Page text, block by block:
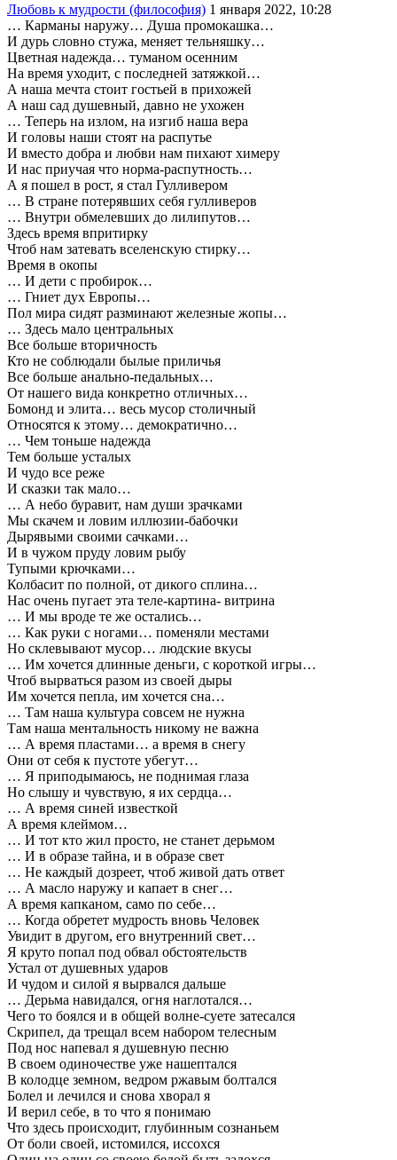
Любовь к мудрости (философия) 1 января 2022, 10:28
… Карманы наружу… Душа промокашка…
И дурь словно стужа, меняет тельняшку…
Цветная надежда… туманом осенним
На время уходит, с последней затяжкой…
А наша мечта стоит гостьей в прихожей
А наш сад душевный, давно не ухожен
… Теперь на излом, на изгиб наша вера
И головы наши стоят на распутье
И вместо добра и любви нам пихают химеру
И нас приучая что норма-распутность…
А я пошел в рост, я стал Гулливером
… В стране потерявших себя гулливеров
… Внутри обмелевших до лилипутов…
Здесь время впритирку
Чтоб нам затевать вселенскую стирку…
Время в окопы
… И дети с пробирок…
… Гниет дух Европы…
Пол мира сидят разминают железные жопы…
… Здесь мало центральных
Все больше вторичность
Кто не соблюдали былые приличья
Все больше анально-педальных…
От нашего вида конкретно отличных…
Бомонд и элита… весь мусор столичный
Относятся к этому… демократично…
… Чем тоньше надежда
Тем больше усталых
И чудо все реже
И сказки так мало…
… А небо буравит, нам души зрачками
Мы скачем и ловим иллюзии-бабочки
Дырявыми своими сачками…
И в чужом пруду ловим рыбу
Тупыми крючками…
Колбасит по полной, от дикого сплина…
Нас очень пугает эта теле-картина- витрина
… И мы вроде те же остались…
… Как руки с ногами… поменяли местами
Но склевывают мусор… людские вкусы
… Им хочется длинные деньги, с короткой игры…
Чтоб вырваться разом из своей дыры
Им хочется пепла, им хочется сна…
… Там наша культура совсем не нужна
Там наша ментальность никому не важна
… А время пластами… а время в снегу
Они от себя к пустоте убегут…
… Я приподымаюсь, не поднимая глаза
Но слышу и чувствую, я их сердца…
… А время синей известкой
А время клеймом…
… И тот кто жил просто, не станет дерьмом
… И в образе тайна, и в образе свет
… Не каждый дозреет, чтоб живой дать ответ
… А масло наружу и капает в снег…
А время капканом, само по себе…
… Когда обретет мудрость вновь Человек
Увидит в другом, его внутренний свет…
Я круто попал под обвал обстоятельств
Устал от душевных ударов
И чудом и силой я вырвался дальше
… Дерьма навидался, огня наглотался…
Чего то боялся и в общей волне-суете затесался
Скрипел, да трещал всем набором телесным
Под нос напевал я душевную песню
В своем одиночестве уже нашептался
В колодце земном, ведром ржавым болтался
Болел и лечился и снова хворал я
И верил себе, в то что я понимаю
Что здесь происходит, глубинным сознаньем
От боли своей, истомился, иссохся